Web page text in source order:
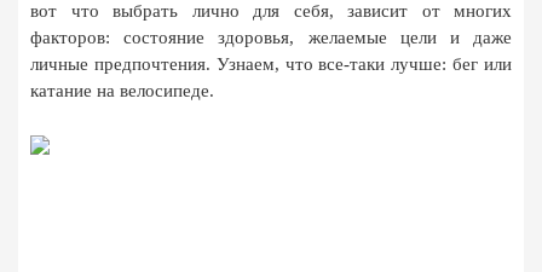
вот что выбрать лично для себя, зависит от многих
факторов: состояние здоровья, желаемые цели и даже
личные предпочтения. Узнаем, что все-таки лучше: бег или
катание на велосипеде.